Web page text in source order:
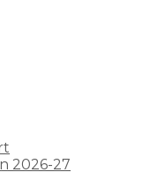
2026-27